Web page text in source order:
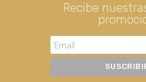
CERTAMEN DE
FUNDACIÓN
TIENDA
NOTICIAS
Recibe